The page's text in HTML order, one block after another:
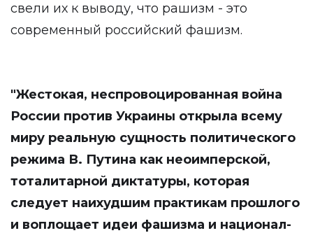
свели их к выводу, что рашизм - это
современный российский фашизм.
"Жестокая, неспровоцированная война
России против Украины открыла всему
миру реальную сущность политического
режима В. Путина как неоимперской,
тоталитарной диктатуры, которая
следует наихудшим практикам прошлого
и воплощает идеи фашизма и национал-